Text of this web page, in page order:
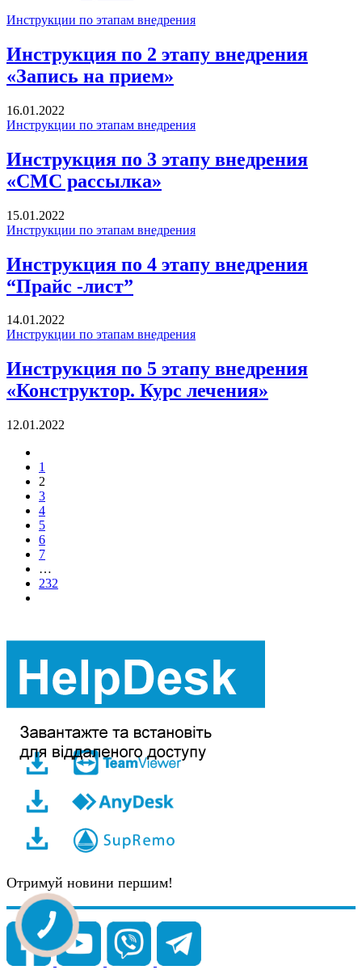
Инструкции по этапам внедрения
Инструкция по 2 этапу внедрения
«Запись на прием»
16.01.2022
Инструкции по этапам внедрения
Инструкция по 3 этапу внедрения
«СМС рассылка»
15.01.2022
Инструкции по этапам внедрения
Инструкция по 4 этапу внедрения
“Прайс -лист”
14.01.2022
Инструкции по этапам внедрения
Инструкция по 5 этапу внедрения
«Конструктор. Курс лечения»
12.01.2022
1
2
3
4
5
6
7
…
232
Отримуй новини першим!
КНОПКА
ЗВ'ЯЗКУ